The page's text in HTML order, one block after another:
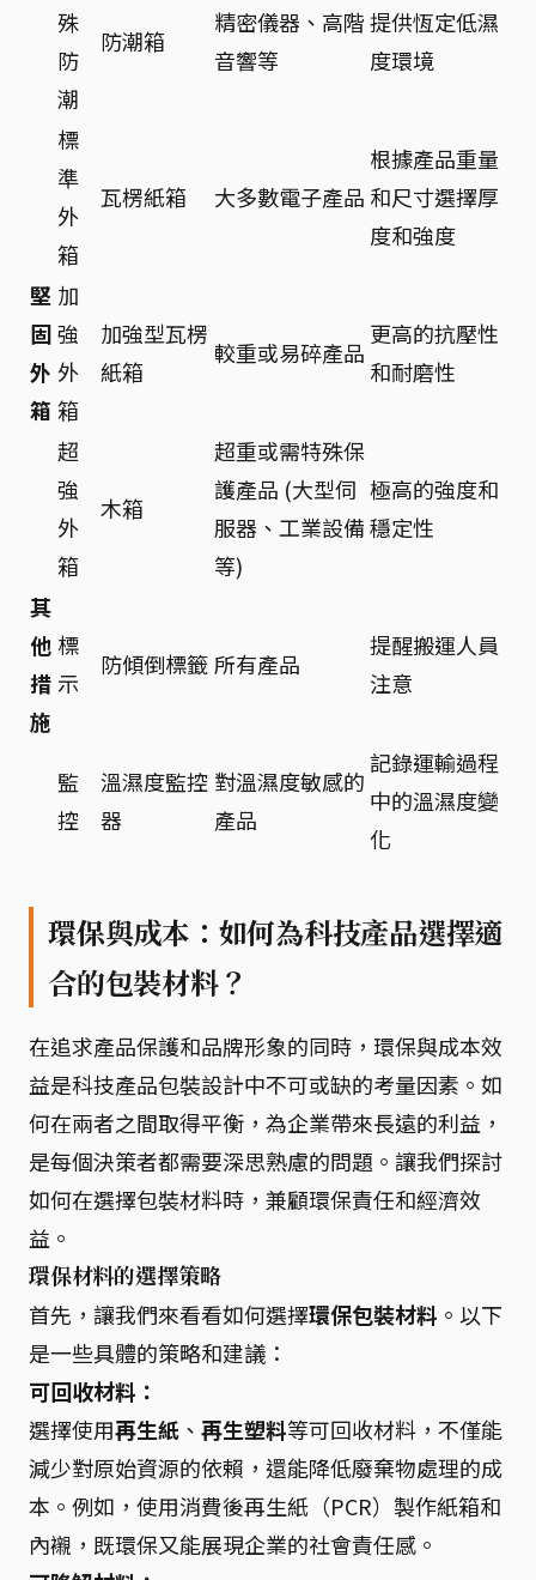
殊
防
潮
防潮箱
精密儀器、高階
音響等
提供恆定低濕
度環境
堅
固
外
箱
標
準
外
箱
瓦楞紙箱 大多數電子產品
根據產品重量
和尺寸選擇厚
度和強度
加
強
外
箱
加強型瓦楞
紙箱
較重或易碎產品
更高的抗壓性
和耐磨性
超
強
外
箱
木箱
超重或需特殊保
護產品 (大型伺
服器、工業設備
等)
極高的強度和
穩定性
其
他
措
施
標
示
防傾倒標籤 所有產品
提醒搬運人員
注意
監
控
溫濕度監控
器
對溫濕度敏感的
產品
記錄運輸過程
中的溫濕度變
化
環保與成本：如何為科技產品選擇適
合的包裝材料？
在追求產品保護和品牌形象的同時，環保與成本效
益是科技產品包裝設計中不可或缺的考量因素。如
何在兩者之間取得平衡，為企業帶來長遠的利益，
是每個決策者都需要深思熟慮的問題。讓我們探討
如何在選擇包裝材料時，兼顧環保責任和經濟效
益。
環保材料的選擇策略
首先，讓我們來看看如何選擇環保包裝材料 。以下
是一些具體的策略和建議：
可回收材料：
選擇使用再生紙 、 再生塑料等可回收材料，不僅能
減少對原始資源的依賴，還能降低廢棄物處理的成
本。例如，使用消費後再生紙（PCR）製作紙箱和
內襯，既環保又能展現企業的社會責任感。